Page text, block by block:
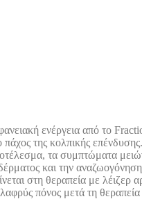
ενέργεια από το
της κολπικής
τα συμπτώματα
και την
στη θεραπεία με λέιζερ
πόνος μετά τη θεραπεία